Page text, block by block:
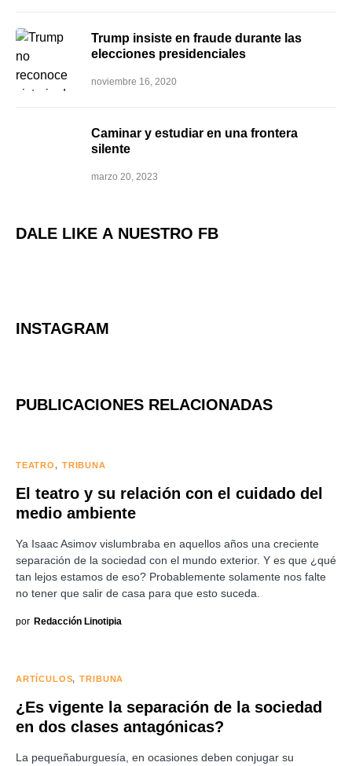
Trump insiste en fraude durante las
elecciones presidenciales
noviembre 16, 2020
Caminar y estudiar en una frontera
silente
marzo 20, 2023
DALE LIKE A NUESTRO FB
INSTAGRAM
PUBLICACIONES RELACIONADAS
TEATRO TRIBUNA
El teatro y su relación con el cuidado del
medio ambiente
Ya Isaac Asimov vislumbraba en aquellos años una creciente
separación de la sociedad con el mundo exterior. Y es que ¿qué
tan lejos estamos de eso? Probablemente solamente nos falte
no tener que salir de casa para que esto suceda.
por Redacción Linotipia
ARTÍCULOS TRIBUNA
¿Es vigente la separación de la sociedad
en dos clases antagónicas?
La pequeñaburguesía, en ocasiones deben conjugar su